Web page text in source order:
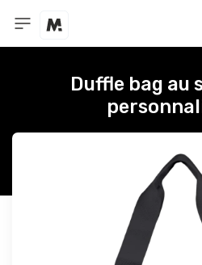
Duffle bag au